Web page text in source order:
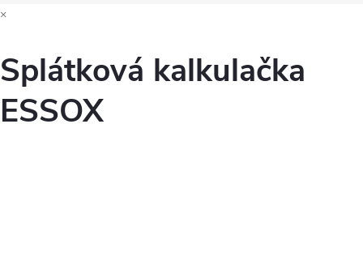
×
Splátková kalkulačka
ESSOX